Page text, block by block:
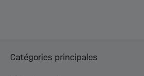
Catégories principales